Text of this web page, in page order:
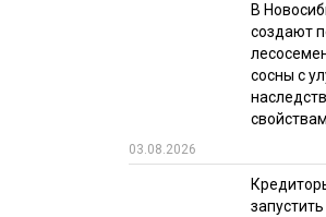
В
создают
сосны с
03.08.2026